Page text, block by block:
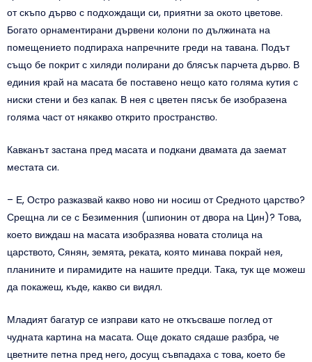
от скъпо дърво с подхождащи си, приятни за окото цветове.
Богато орнаментирани дървени колони по дължината на
помещението подпираха напречните греди на тавана. Подът
също бе покрит с хиляди полирани до блясък парчета дърво. В
единия край на масата бе поставено нещо като голяма кутия с
ниски стени и без капак. В нея с цветен пясък бе изобразена
голяма част от някакво открито пространство.
Кавканът застана пред масата и подкани двамата да заемат
местата си.
– Е, Остро разказвай какво ново ни носиш от Средното царство?
Срещна ли се с Безименния (шпионин от двора на Цин)? Това,
което виждаш на масата изобразява новата столица на
царството, Сянян, земята, реката, която минава покрай нея,
планините и пирамидите на нашите предци. Така, тук ще можеш
да покажеш, къде, какво си видял.
Младият багатур се изправи като не откъсваше поглед от
чудната картина на масата. Още докато сядаше разбра, че
цветните петна пред него, досущ съвпадаха с това, което бе